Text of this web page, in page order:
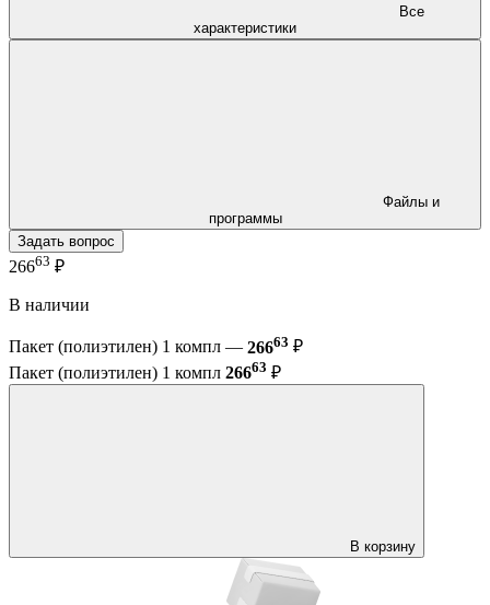
характеристики
программы
Задать вопрос
26663 ₽
В наличии
Пакет (полиэтилен) 1 компл — 26663 ₽
Пакет (полиэтилен) 1 компл 26663 ₽
В корзину